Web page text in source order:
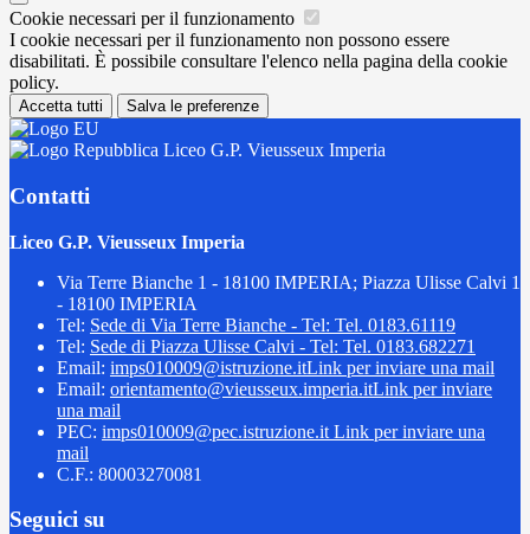
Cookie necessari per il funzionamento
I cookie necessari per il funzionamento non possono essere
disabilitati. È possibile consultare l'elenco nella pagina della cookie
policy.
Accetta tutti Salva le preferenze
Liceo G.P. Vieusseux Imperia
Contatti
Liceo G.P. Vieusseux Imperia
Via Terre Bianche 1 - 18100 IMPERIA; Piazza Ulisse Calvi 1
- 18100 IMPERIA
Tel: Sede di Via Terre Bianche - Tel: Tel. 0183.61119
Tel: Sede di Piazza Ulisse Calvi - Tel: Tel. 0183.682271
Email: imps010009@istruzione.itLink per inviare una mail
Email: orientamento@vieusseux.imperia.itLink per inviare
una mail
PEC: imps010009@pec.istruzione.it Link per inviare una
mail
C.F.: 80003270081
Seguici su